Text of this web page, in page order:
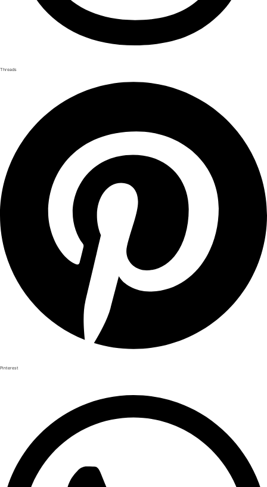
Threads
Pinterest